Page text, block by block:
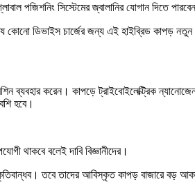
পজিশনিং সিস্টেমের জ্বালানির যোগান দিতে
ডিভাইস চার্জের জন্য এই হাইব্রিড কাপড় নতুন
ব্যবহার করেন। কাপড়ে ট্রাইবোইলেক্ট্রিক
হবে।
থাকবে বলেই দাবি বিজ্ঞানীদের।
তবে তাদের আবিস্কৃত কাপড় বাজারে বড়